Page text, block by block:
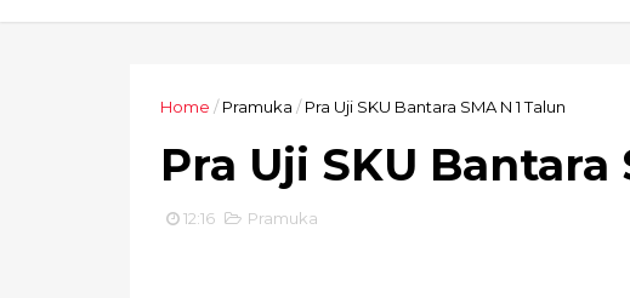
Home / Pramuka / Pra Uji SKU Bantara SMA N 1 Talun
Pra Uji SKU Bantara
12:16 Pramuka